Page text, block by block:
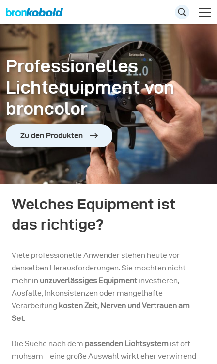
Professionelles
Lichtequipment von
broncolor
Zu den Produkten
Welches Equipment ist
das richtige?
Viele professionelle Anwender stehen heute vor
denselben Herausforderungen: Sie möchten nicht
mehr in unzuverlässiges Equipment investieren,
Ausfälle, Inkonsistenzen oder mangelhafte
Verarbeitung kosten Zeit, Nerven und Vertrauen am
Set
Die Suche nach dem passenden Lichtsystem ist oft
mühsam – eine große Auswahl wirkt eher verwirrend